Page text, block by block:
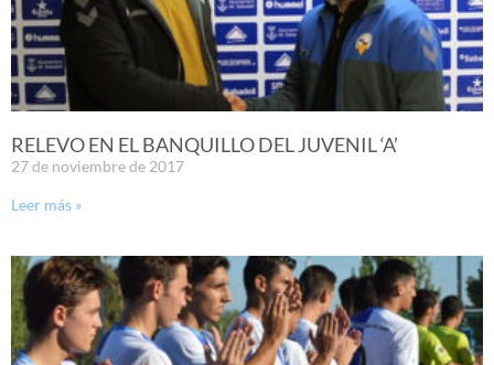
RELEVO EN EL BANQUILLO DEL JUVENIL ‘A’
27 de noviembre de 2017
Leer más »